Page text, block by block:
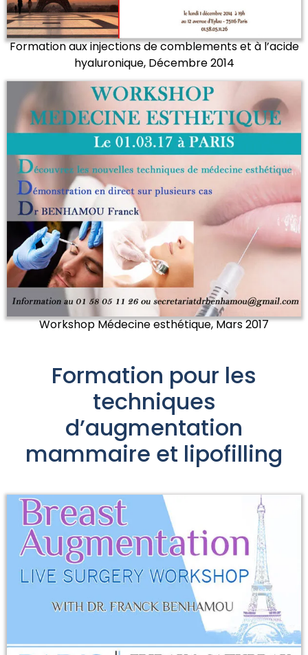
Formation aux injections de comblements et à l’acide
hyaluronique, Décembre 2014
Workshop Médecine esthétique, Mars 2017
Formation pour les
techniques
d’augmentation
mammaire et lipofilling